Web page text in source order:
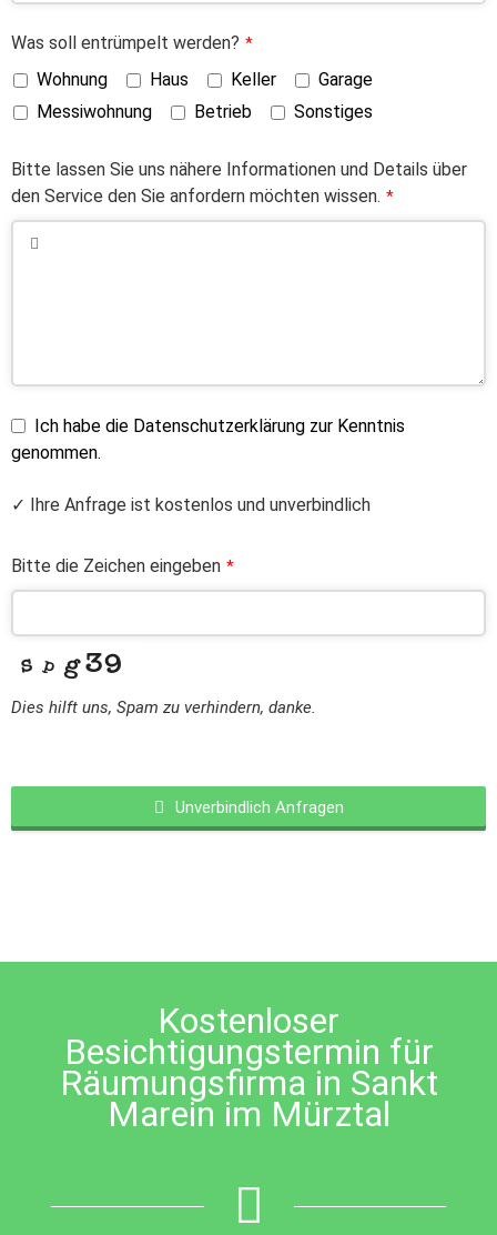
Was soll entrümpelt werden? *
Wohnung Haus Keller
Garage
Messiwohnung
Betrieb Sonstiges
Bitte lassen Sie uns nähere Informationen und Details über
den Service den Sie anfordern möchten wissen. *
Ich habe die Datenschutzerklärung zur Kenntnis
genommen.
✓ Ihre Anfrage ist kostenlos und unverbindlich
Bitte die Zeichen eingeben *
Dies hilft uns, Spam zu verhindern, danke.
Unverbindlich Anfragen
left
Kostenloser
Besichtigungstermin für
Räumungsfirma in Sankt
Marein im Mürztal